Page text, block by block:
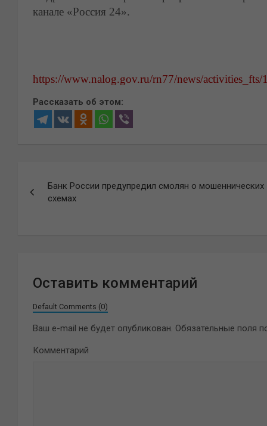
канале «Россия 24».
https://www.nalog.gov.ru/rn77/news/activities_fts/
Рассказать об этом:
по
Банк России предупредил смолян о мошеннических
схемах
Оставить комментарий
Default Comments (0)
Ваш e-mail не будет опубликован. Обязательные поля
Комментарий